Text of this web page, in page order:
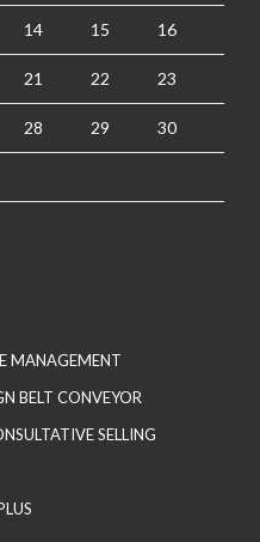
14 15 16
21 22 23
28 29 30
MANAGEMENT
BELT CONVEYOR
SELLING